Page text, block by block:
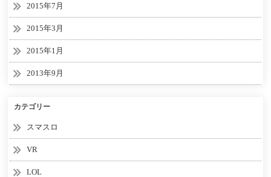
2015年7月
2015年3月
2015年1月
2013年9月
カテゴリー
スマスロ
VR
LOL